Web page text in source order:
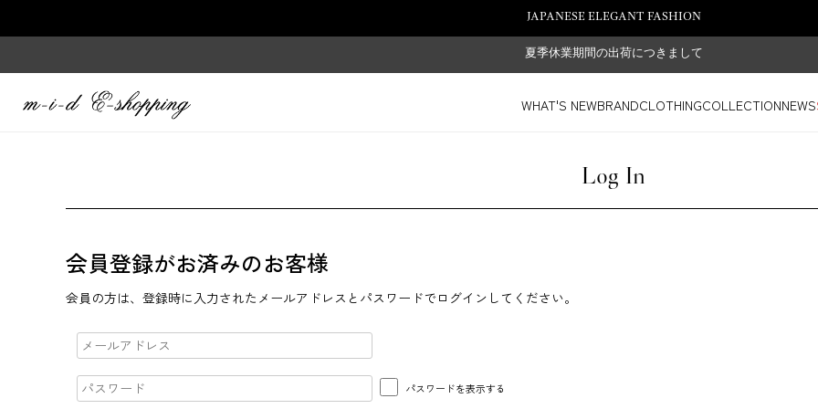
JAPANESE ELEGANT FASHION
夏季休業期間の出荷につきまして
WHAT'S NEWBRANDCLOTHINGCOLLECTIONNEWS
Log In
会員登録がお済みのお客様
会員の方は、登録時に入力されたメールアドレスとパスワードでログインしてください。
パスワードを表示する